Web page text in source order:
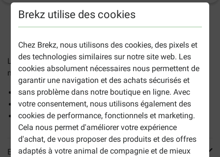
Brekz utilise des cookies
Chez Brekz, nous utilisons des cookies, des pixels et
des technologies similaires sur notre site web. Les
cookies absolument nécessaires nous permettent de
garantir une navigation et des achats sécurisés et
sans problème dans notre boutique en ligne. Avec
votre consentement, nous utilisons également des
cookies de performance, fonctionnels et marketing.
Cela nous permet d'améliorer votre expérience
d'achat, de vous proposer des produits et des offres
adaptés à votre animal de compagnie et de mieux
Le Dental Chew mix pour chienest idéal pour les petits,
moyens et grands chiens.
Différentes formes
15 os à mâcher (9 pour les gros chiens).
Délicieux mélange avec différents produits à mâcher.
En savoir plus